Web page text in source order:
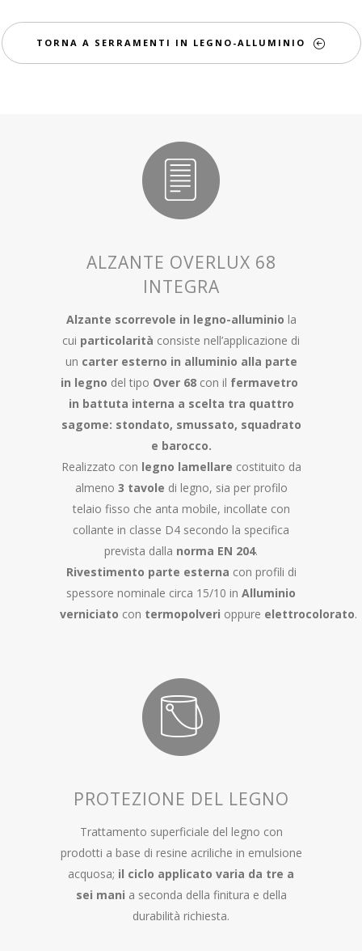
TORNA A SERRAMENTI IN LEGNO-ALLUMINIO
ALZANTE OVERLUX 68
INTEGRA
Alzante scorrevole in legno-alluminio la
cui particolarità consiste nell’applicazione di
un carter esterno in alluminio alla parte
in legno del tipo Over 68 con il fermavetro
in battuta interna a scelta tra quattro
sagome: stondato, smussato, squadrato
e barocco.
Realizzato con legno lamellare costituito da
almeno 3 tavole di legno, sia per profilo
telaio fisso che anta mobile, incollate con
collante in classe D4 secondo la specifica
prevista dalla norma EN 204.
Rivestimento parte esterna con profili di
spessore nominale circa 15/10 in Alluminio
verniciato con termopolveri oppure elettrocolorato.
PROTEZIONE DEL LEGNO
Trattamento superficiale del legno con
prodotti a base di resine acriliche in emulsione
acquosa; il ciclo applicato varia da tre a
sei mani a seconda della finitura e della
durabilità richiesta.